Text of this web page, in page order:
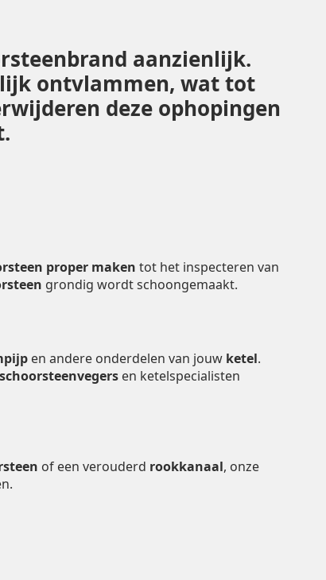
aanzienlijk.
ontvlammen, wat tot
deze ophopingen
proper maken tot het inspecteren van
grondig wordt schoongemaakt.
en andere onderdelen van jouw ketel.
schoorsteenvegers en ketelspecialisten
of een verouderd rookkanaal, onze